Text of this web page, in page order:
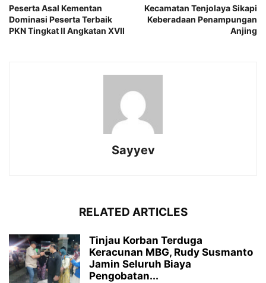
Peserta Asal Kementan
Dominasi Peserta Terbaik
PKN Tingkat II Angkatan XVII
Kecamatan Tenjolaya Sikapi
Keberadaan Penampungan
Anjing
Sayyev
RELATED ARTICLES
Tinjau Korban Terduga
Keracunan MBG, Rudy Susmanto
Jamin Seluruh Biaya
Pengobatan...